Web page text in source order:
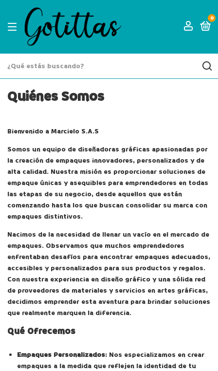
0
Quiénes Somos
Bienvenido a Marcielo S.A.S
Somos un equipo de diseñadoras gráficas apasionadas por
la creación de empaques innovadores, personalizados y de
alta calidad. Nuestra misión es proporcionar soluciones de
empaque únicas y asequibles para emprendedores en todas
las etapas de su negocio, desde aquellos que están
comenzando hasta los que buscan consolidar su marca con
empaques distintivos.
Nacimos de la necesidad de llenar un vacío en el mercado de
empaques. Observamos que muchos emprendedores
enfrentaban desafíos para encontrar empaques adecuados,
accesibles y personalizados para sus productos y regalos.
Con nuestra experiencia en diseño gráfico y una sólida red
de proveedores de materiales y servicios en artes gráficas,
decidimos emprender esta aventura para brindar soluciones
que realmente marquen la diferencia.
Qué Ofrecemos
Empaques Personalizados: Nos especializamos en crear
empaques a la medida que reflejen la identidad de tu